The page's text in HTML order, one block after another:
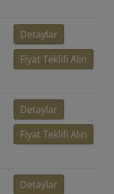
Detaylar
Fiyat Teklifi Alın
Detaylar
Fiyat Teklifi Alın
Detaylar